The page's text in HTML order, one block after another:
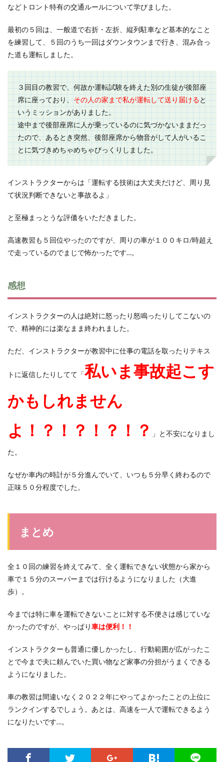
などトロント特有の交通ルールについて学びました。
最初の５回は、一般道で右折・左折、縦列駐車など基本的なこと
を練習して、５回のうち一回はダウンタウンまで行き、混み合っ
た道も運転しました。
３回目の教習で、何故か運転試験を終えた別の生徒が後部座
席に座っており、その人の家まで私が運転して送り届けると
いうミッションがありました。
途中まで後部座席に人が乗っているのに気づかないままだっ
たので、あるとき突然、後部座席から物音がして人がいるこ
とに気づきめちゃめちゃびっくりしました。
インストラクターからは「運転する技術は大丈夫だけど、周り見
て状況判断できないと事故るよ」
と至極まっとうな評価をいただきました。
高速教習も５回位やったのですが、周りの車が１００キロ/時超え
で走っているのでまじで怖かったです…。
感想
インストラクターの人は絶対に怒ったり怒鳴ったりしてこないの
で、精神的には楽なまま終われました。
ただ、インストラクターが教習中に仕事の電話を取ったりテキス
トに返信したりしてて「私いま事故起こす
かもしれません
よ！？！？！？！？
」と不安になりまし
た。
なぜか車内の時計が５分進んでいて、いつも５分早く終わるので
正味５０分程度でした。
まとめ
全１０回の練習を終えてみて、全く運転できない状態から家から
車で１５分のスーパーまでは行けるようになりました（大進
歩）。
今までは特に車を運転できないことに対する不便さは感じていな
かったのですが、やっぱり車は便利！！
インストラクターも普通に優しかったし、行動範囲が広がったこ
とで今まで夫に頼んでいた買い物など家事の分担がうまくできる
ようになりました。
車の教習は間違いなく２０２２年にやってよかったことの上位に
ランクインするでしょう。あとは、高速を一人で運転できるよう
になりたいです…。